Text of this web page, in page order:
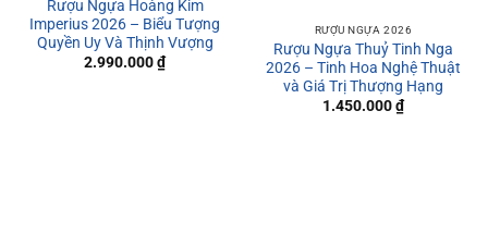
Rượu Ngựa Hoàng Kim
Imperius 2026 – Biểu Tượng
Quyền Uy Và Thịnh Vượng
2.990.000₫
RƯỢU NGỰA 2026
Rượu Ngựa Thuỷ Tinh Nga
2026 – Tinh Hoa Nghệ Thuật
và Giá Trị Thượng Hạng
1.450.000₫